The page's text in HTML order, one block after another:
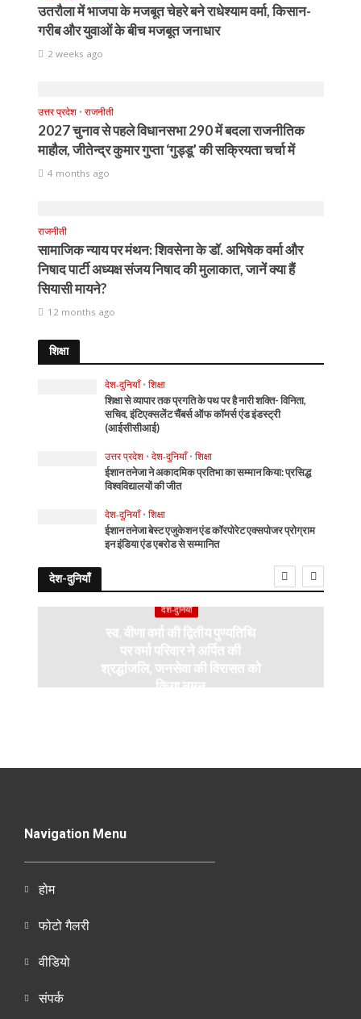
उतरौला में भाजपा के मजबूत चेहरे बने राधेश्याम वर्मा, किसान-
गरीब और युवाओं के बीच मजबूत जनाधार
2 weeks ago
उत्तर प्रदेश • राजनीती
2027 चुनाव से पहले विधानसभा 290 में बदला राजनीतिक
माहौल, जीतेन्द्र कुमार गुप्ता ‘गुड्डू’ की सक्रियता चर्चा में
4 months ago
राजनीती
सामाजिक न्याय पर मंथन: शिवसेना के डॉ. अभिषेक वर्मा और
निषाद पार्टी अध्यक्ष संजय निषाद की मुलाकात, जानें क्या हैं
सियासी मायने?
12 months ago
शिक्षा
देश-दुनियाँ • शिक्षा
शिक्षा से व्यापार तक प्रगति के पथ पर है नारी शक्ति- विनिता,
सचिव, इंटिएक्सलेंट चैंबर्स ऑफ कॉमर्स एंड इंडस्ट्री
(आईसीसीआई)
उत्तर प्रदेश • देश-दुनियाँ • शिक्षा
ईशान तनेजा ने अकादमिक प्रतिभा का सम्मान किया: प्रसिद्ध
विश्वविद्यालयों की जीत
देश-दुनियाँ • शिक्षा
ईशान तनेजा बेस्ट एजुकेशन एंड कॉरपोरेट एक्सपोजर प्रोग्राम
इन इंडिया एंड एबरोड से सम्मानित
देश-दुनियाँ
देश-दुनियाँ
स्व. वीणा वर्मा की द्वितीय पुण्यतिथि
पर वर्मा परिवार ने अर्पित की
श्रद्धांजलि, जनसेवा की विरासत को
किया नमन
Navigation Menu
होम
फोटो गैलरी
वीडियो
संपर्क